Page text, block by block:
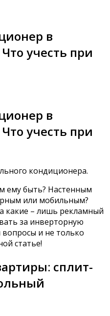
в
учесть при
в
учесть при
ему быть? Настенным
или мобильным?
какие – лишь рекламный
за инверторную
и не только
статье!
сплит-